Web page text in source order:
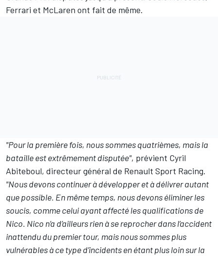
Ferrari et McLaren ont fait de même.
"Pour la première fois, nous sommes quatrièmes, mais la
bataille est extrêmement disputée", prévient Cyril
Abiteboul, directeur général de Renault Sport Racing.
"Nous devons continuer à développer et à délivrer autant
que possible. En même temps, nous devons éliminer les
soucis, comme celui ayant affecté les qualifications de
Nico. Nico n’a d’ailleurs rien à se reprocher dans l’accident
inattendu du premier tour, mais nous sommes plus
vulnérables à ce type d’incidents en étant plus loin sur la